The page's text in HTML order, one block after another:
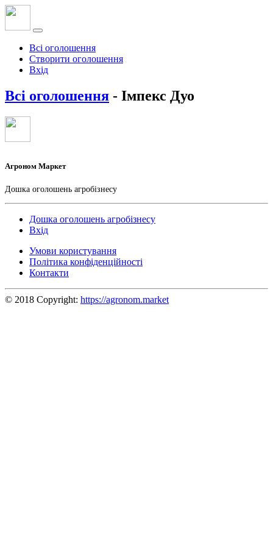
Всі оголошення
Створити оголошення
Вхід
Всі оголошення - Імпекс Дуо
Агроном Маркет
Дошка оголошень агробізнесу
Дошка оголошень агробізнесу
Вхід
Умови користування
Політика конфіденційності
Контакти
© 2018 Copyright: https://agronom.market